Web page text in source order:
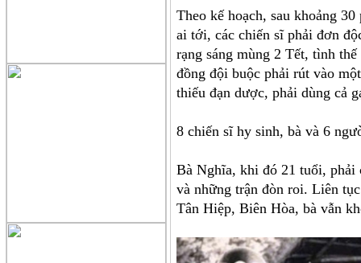
Theo kế hoạch, sau khoảng
ai tới, các chiến sĩ phải đơn
rạng sáng mùng 2 Tết, tình
đồng đội buộc phải rút vào
thiếu đạn dược, phải dùng cả
8 chiến sĩ hy sinh, bà và 6
Bà Nghĩa, khi đó 21 tuổi, phải
và những trận đòn roi. Liên
Tân Hiệp, Biên Hòa, bà vẫn